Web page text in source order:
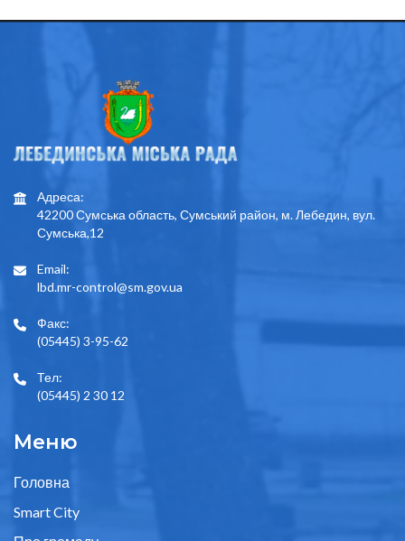
Адреса:
42200 Сумська область, Сумський район, м. Лебедин, вул.
Сумська,12
Email:
lbd.mr-control@sm.gov.ua
Факс:
(05445) 3-95-62
Тел:
(05445) 2 30 12
Меню
Головна
Smart City